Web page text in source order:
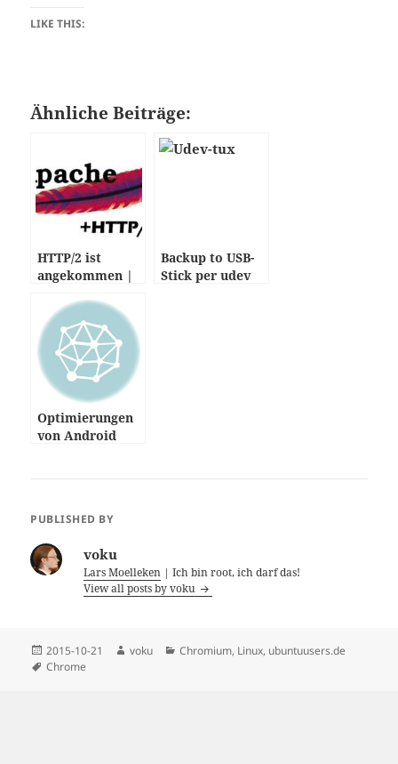
LIKE THIS:
Ähnliche Beiträge:
HTTP/2 ist
angekommen |
Backup to USB-
Stick per udev
Optimierungen
von Android
PUBLISHED BY
voku
Lars Moelleken | Ich bin root, ich darf das!
View all posts by voku
Posted
on
2015-10-21 Author
voku Categories
Chromium, Linux, ubuntuusers.de
Tags
Chrome